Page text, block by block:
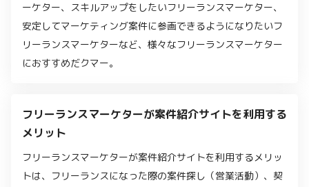
ーケター、スキルアップをしたいフリーランスマーケター、
安定してマーケティング案件に参画できるようになりたいフ
リーランスマーケターなど、様々なフリーランスマーケター
におすすめだクマー。
フリーランスマーケターが案件紹介サイトを利用する
メリット
フリーランスマーケターが案件紹介サイトを利用するメリッ
トは、フリーランスになった際の案件探し（営業活動）、契